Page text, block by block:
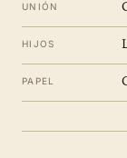
UNIÓN
HIJOS
PAPEL